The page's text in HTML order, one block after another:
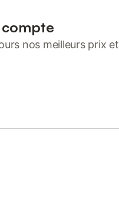
compte
nos meilleurs prix et